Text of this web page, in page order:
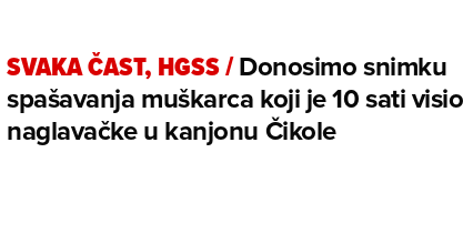
SVAKA ČAST, HGSS/Donosimo snimku
spašavanja muškarca koji je 10 sati visio
naglavačke u kanjonu Čikole